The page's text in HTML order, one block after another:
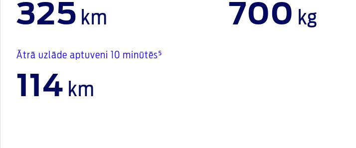
325 km 700 kg
Ātrā uzlāde aptuveni 10 minūtēs⁵
114 km